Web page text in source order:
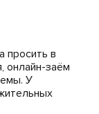
просить в
онлайн-заём
У